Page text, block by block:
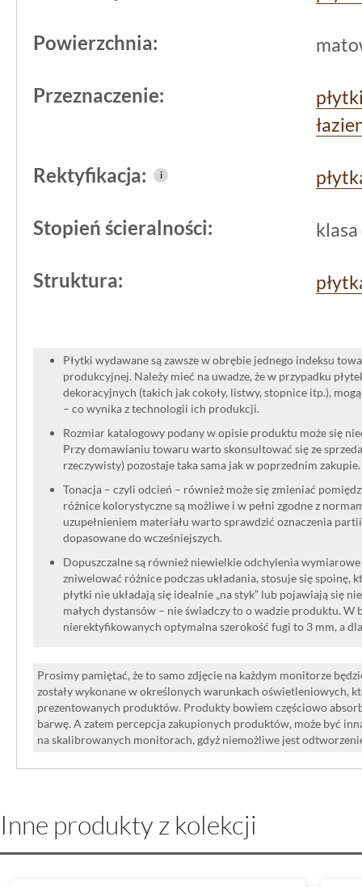
Powierzchnia:
Przeznaczenie:
Rektyfikacja: i
Stopień ścieralności: klasa
Struktura:
Płytki wydawane są zawsze w obrębie jednego indeksu
produkcyjnej. Należy mieć na uwadze, że w przypadku
dekoracyjnych (takich jak cokoły, listwy, stopnice itp.),
– co wynika z technologii ich produkcji.
Rozmiar katalogowy podany w opisie produktu może się
Przy domawianiu towaru warto skonsultować się ze
rzeczywisty) pozostaje taka sama jak w poprzednim zakupie.
Tonacja – czyli odcień – również może się zmieniać
różnice kolorystyczne są możliwe i w pełni zgodne z
uzupełnieniem materiału warto sprawdzić oznaczenia
dopasowane do wcześniejszych.
Dopuszczalne są również niewielkie odchylenia
zniwelować różnice podczas układania, stosuje się spoinę,
płytki nie układają się idealnie „na styk” lub pojawiają się
małych dystansów – nie świadczy to o wadzie produktu. W
nierektyfikowanych optymalna szerokość fugi to 3 mm, a
Prosimy pamiętać, że to samo zdjęcie na każdym monitorze
zostały wykonane w określonych warunkach oświetleniowych,
prezentowanych produktów. Produkty bowiem częściowo
barwę. A zatem percepcja zakupionych produktów, może być
na skalibrowanych monitorach, gdyż niemożliwe jest
Inne produkty z kolekcji